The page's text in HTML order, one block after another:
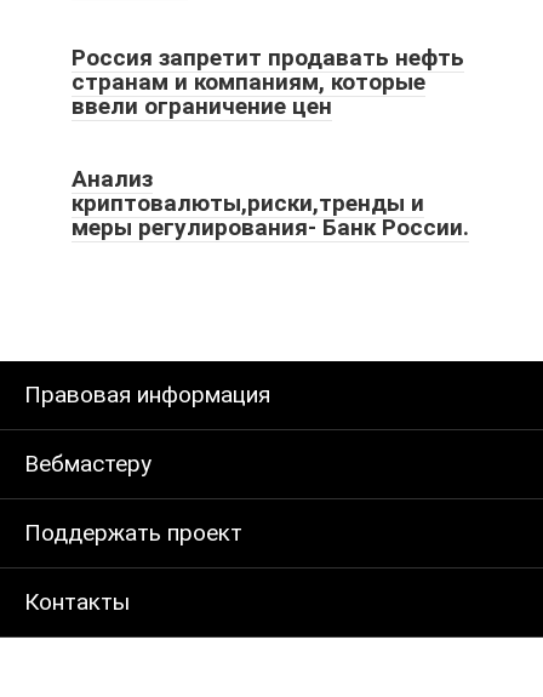
Россия запретит продавать нефть
странам и компаниям, которые
ввели ограничение цен
Анализ
криптовалюты,риски,тренды и
меры регулирования- Банк России.
Правовая информация
Вебмастеру
Поддержать проект
Контакты